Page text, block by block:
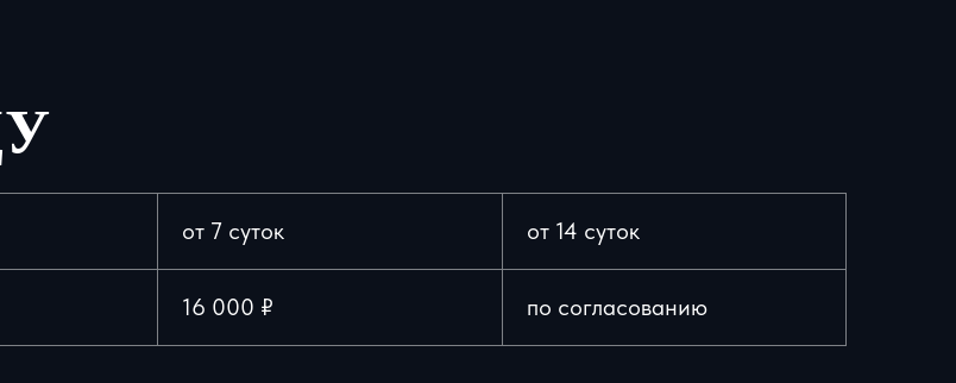
от 7 суток от 14 суток
16 000 ₽ по согласованию